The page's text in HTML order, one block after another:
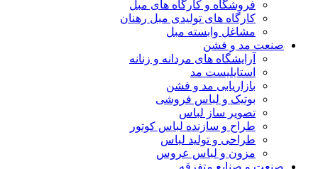
فروشگاه و کارگاه های مبل
کارگاه های تولیدی مبل رهنان
مشاغل وابسته مبل
صنعت مد و فشن
آرایشگاه های مردانه و زنانه
استایلیست مد
بازاریابی مد و فشن
بوتیک و لباس فروشی
تصویر ساز لباس
طراح و سازنده لباس کوتور
طراحی و تولید لباس
مزون و لباس عروس